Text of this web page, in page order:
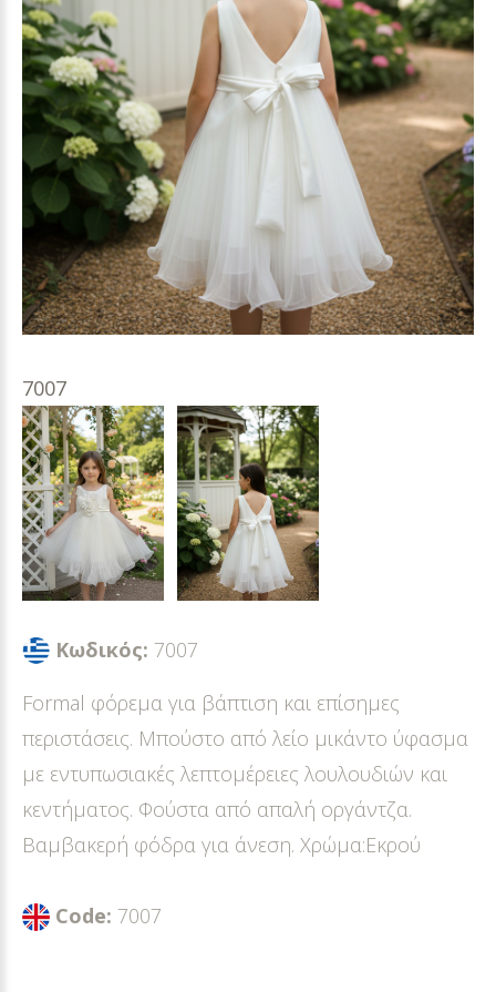
7007
Κωδικός: 7007
Formal φόρεμα για βάπτιση και επίσημες
περιστάσεις. Μπούστο από λείο μικάντο ύφασμα
με εντυπωσιακές λεπτομέρειες λουλουδιών και
κεντήματος. Φούστα από απαλή οργάντζα.
Βαμβακερή φόδρα για άνεση. Χρώμα:Εκρού
Code: 7007